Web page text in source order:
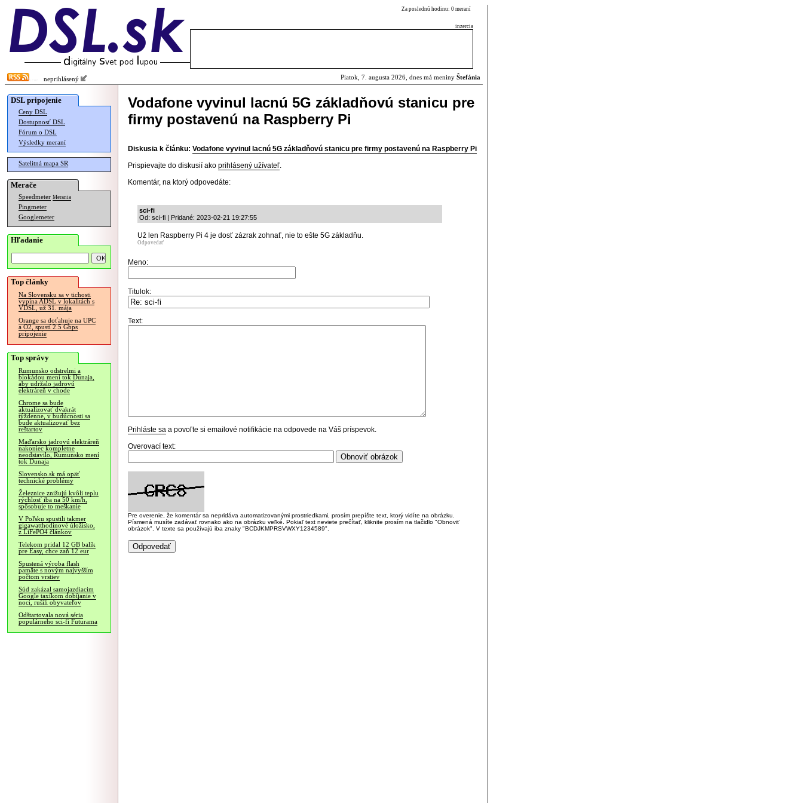
Za poslednú hodinu: 0 meraní
inzercia
neprihlásený Piatok, 7. augusta 2026, dnes má meniny Štefánia
DSL pripojenie
Ceny DSL
Dostupnosť DSL
Fórum o DSL
Výsledky meraní
Satelitná mapa SR
Merače
Speedmeter Merania
Pingmeter
Googlemeter
Hľadanie
Top články
Na Slovensku sa v tichosti
vypína ADSL v lokalitách s
VDSL, už 31. mája
Orange sa doťahuje na UPC
a O2, spustí 2.5 Gbps
pripojenie
Top správy
Rumunsko odstrelmi a
blokádou mení tok Dunaja,
aby udržalo jadrovú
elektráreň v chode
Chrome sa bude
aktualizovať dvakrát
týždenne, v budúcnosti sa
bude aktualizovať bez
reštartov
Maďarsko jadrovú elektráreň
nakoniec kompletne
neodstavilo, Rumunsko mení
tok Dunaja
Slovensko.sk má opäť
technické problémy
Železnice znižujú kvôli teplu
rýchlosť iba na 50 km/h,
spôsobuje to meškanie
V Poľsku spustili takmer
gigawatthodinové úložisko,
z LiFePO4 článkov
Telekom pridal 12 GB balík
pre Easy, chce zaň 12 eur
Spustená výroba flash
pamäte s novým najvyšším
počtom vrstiev
Súd zakázal samojazdiacim
Google taxíkom dobíjanie v
noci, rušili obyvateľov
Odštartovala nová séria
populárneho sci-fi Futurama
Vodafone vyvinul lacnú 5G základňovú stanicu pre
firmy postavenú na Raspberry Pi
Diskusia k článku: Vodafone vyvinul lacnú 5G základňovú stanicu pre firmy postavenú na Raspberry Pi
Prispievajte do diskusií ako prihlásený užívateľ.
Komentár, na ktorý odpovedáte:
sci-fi
Od: sci-fi | Pridané: 2023-02-21 19:27:55
Už len Raspberry Pi 4 je dosť zázrak zohnať, nie to ešte 5G základňu.
Odpovedať
Meno:
Titulok:
Text:
Prihláste sa a povoľte si emailové notifikácie na odpovede na Váš príspevok.
Overovací text:
Pre overenie, že komentár sa nepridáva automatizovanými prostriedkami, prosím prepíšte text, ktorý vidíte na obrázku.
Písmená musíte zadávať rovnako ako na obrázku veľké. Pokiaľ text neviete prečítať, kliknite prosím na tlačidlo "Obnoviť
obrázok". V texte sa používajú iba znaky "BCDJKMPRSVWXY1234589".